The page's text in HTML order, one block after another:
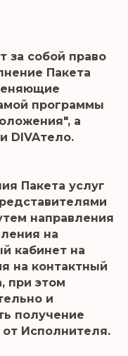
за собой право
Пакета
программы
а
DIVAтело.
Пакета услуг
направления
на
кабинет на
на контактный
при этом
и
получение
Исполнителя.